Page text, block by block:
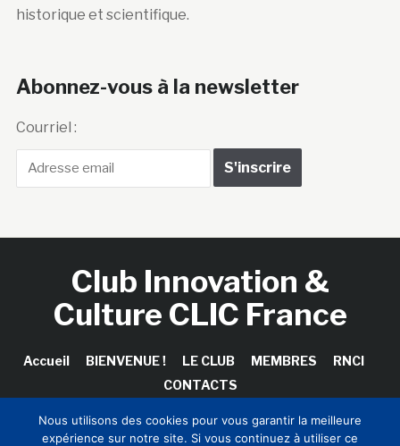
historique et scientifique.
Abonnez-vous à la newsletter
Courriel :
Club Innovation &
Culture CLIC France
Accueil BIENVENUE ! LE CLUB MEMBRES
RNCI
CONTACTS
Nous utilisons des cookies pour vous garantir la meilleure
expérience sur notre site. Si vous continuez à utiliser ce